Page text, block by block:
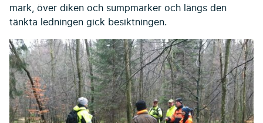
mark, över diken och sumpmarker och längs den
tänkta ledningen gick besiktningen.